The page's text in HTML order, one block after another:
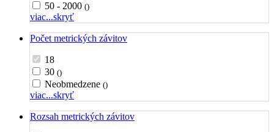
50 - 2000 ()
viac...skryť
Počet metrických závitov
18
30 ()
Neobmedzene ()
viac...skryť
Rozsah metrických závitov